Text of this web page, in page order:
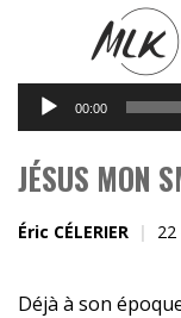
Lecteur
audio
00:00
JÉSUS MON
Éric CÉLERIER
Déjà à son